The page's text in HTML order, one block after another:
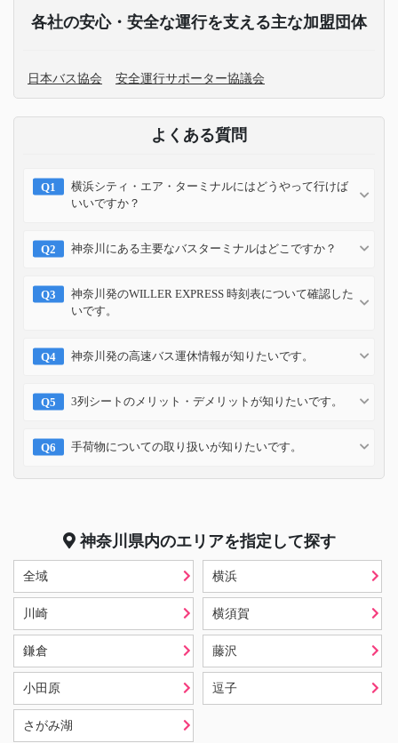
各社の安心・安全な運行を支える主な加盟団体
日本バス協会 安全運行サポーター協議会
よくある質問
横浜シティ・エア・ターミナルにはどうやって行けば
いいですか？
神奈川にある主要なバスターミナルはどこですか？
神奈川発のWILLER EXPRESS 時刻表について確認した
いです。
神奈川発の高速バス運休情報が知りたいです。
3列シートのメリット・デメリットが知りたいです。
手荷物についての取り扱いが知りたいです。
神奈川県内のエリアを指定して探す
全域 横浜
川崎 横須賀
鎌倉 藤沢
小田原 逗子
さがみ湖